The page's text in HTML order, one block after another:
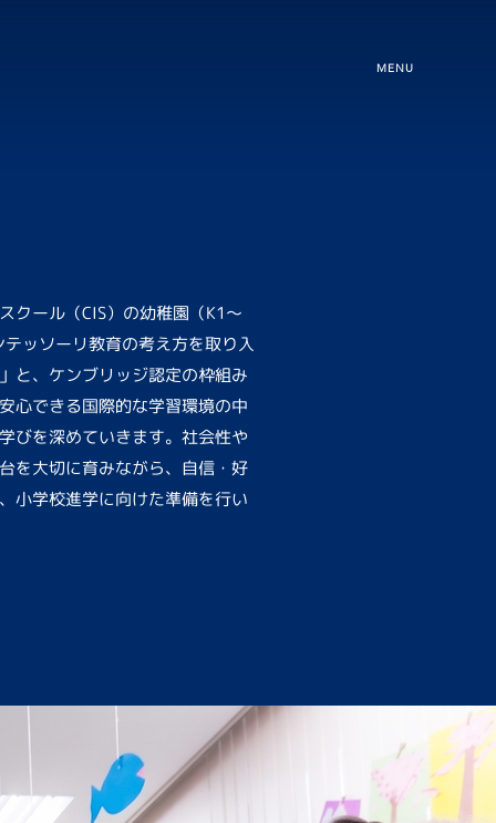
MENU
クール（CIS）の幼稚園（K1〜
ッソーリ教育の考え方を取り入
と、ケンブリッジ認定の枠組み
心できる国際的な学習環境の中
びを深めていきます。社会性や
を大切に育みながら、自信・好
小学校進学に向けた準備を行い